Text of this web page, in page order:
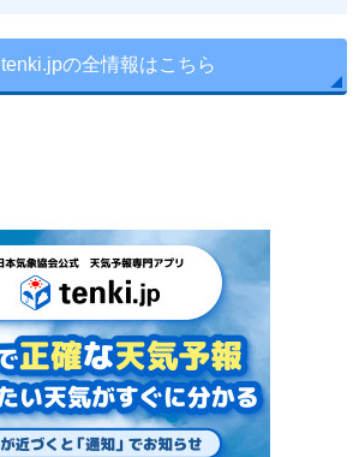
tenki.jpの全情報はこちら